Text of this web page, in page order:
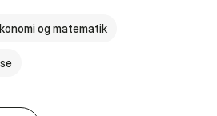
og matematik